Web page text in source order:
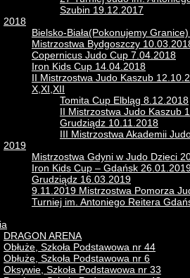
Szubin 19.12.2017
2018
Bielsko-Biała(Pokonujemy
Mistrzostwa Bydgoszczy
Copernicus Judo Cup 7.04.2018
Iron Kids Cup 14.04.2018
II Mistrzostwa Judo Kaszub
X,XI,XII
Tomita Cup Elbląg 8.12.2018
II Mistrzostwa Judo Kaszub
Grudziądz 10.11.2018
III Mistrzostwa Akademii
2019
Mistrzostwa Gdyni w Judo Dzieci
Iron Kids Cup – Gdańsk
Grudziądz 16.03.2019
9.11.2019 Mistrzostwa Pomorza
Turniej im. Antoniego Reitera
DRAGON ARENA
Obłuże, Szkoła Podstawowa nr 44
Obłuże, Szkoła Podstawowa nr 6
Oksywie, Szkoła Podstawowa nr 33